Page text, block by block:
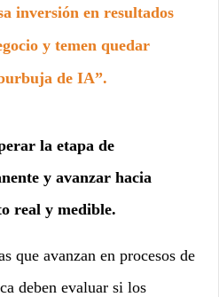
inversión en resultados
y temen quedar
de IA”.
la etapa de
y avanzar hacia
real y medible.
que avanzan en procesos de
deben evaluar si los